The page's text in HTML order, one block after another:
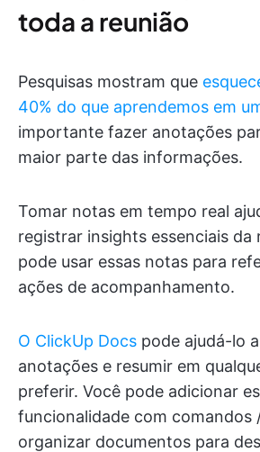
toda a reunião
Pesquisas mostram que
40% do que aprendemos em
importante fazer anotações
maior parte das informações.
Tomar notas em tempo real
registrar insights essenciais da
pode usar essas notas para
ações de acompanhamento.
O ClickUp Docs pode ajudá-lo
anotações e resumir em
preferir. Você pode adicionar
funcionalidade com comandos
organizar documentos para